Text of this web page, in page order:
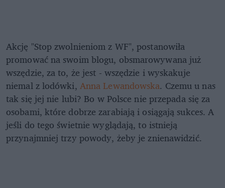
Akcję "Stop zwolnieniom z WF", postanowiła
promować na swoim blogu, obsmarowywana już
wszędzie, za to, że jest - wszędzie i wyskakuje
niemal z lodówki, Anna Lewandowska. Czemu u nas
tak się jej nie lubi? Bo w Polsce nie przepada się za
osobami, które dobrze zarabiają i osiągają sukces. A
jeśli do tego świetnie wyglądają, to istnieją
przynajmniej trzy powody, żeby je znienawidzić.